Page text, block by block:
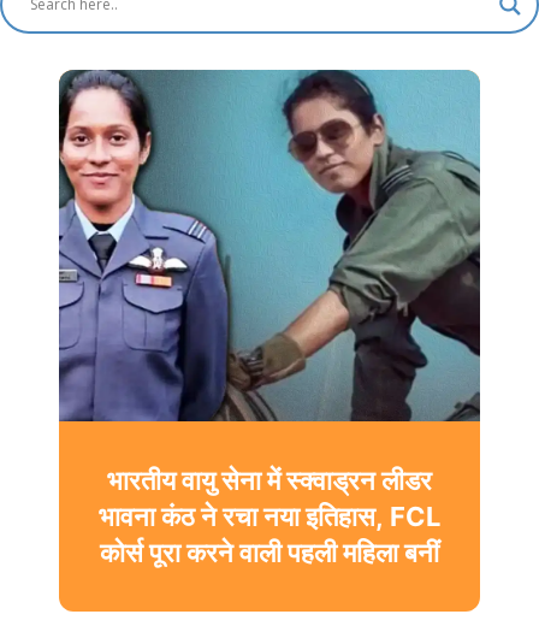
भारतीय वायु सेना में स्क्वाड्रन लीडर
भावना कंठ ने रचा नया इतिहास, FCL
कोर्स पूरा करने वाली पहली महिला बनीं